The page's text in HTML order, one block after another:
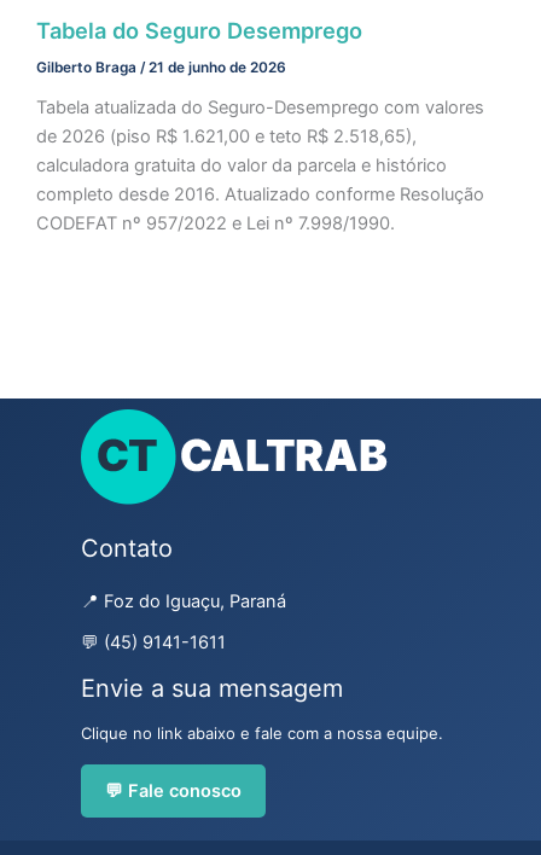
Tabela do Seguro Desemprego
Gilberto Braga /21 de junho de 2026
Tabela atualizada do Seguro-Desemprego com valores
de 2026 (piso R$ 1.621,00 e teto R$ 2.518,65),
calculadora gratuita do valor da parcela e histórico
completo desde 2016. Atualizado conforme Resolução
CODEFAT nº 957/2022 e Lei nº 7.998/1990.
Contato
📍 Foz do Iguaçu, Paraná
💬 (45) 9141-1611
Envie a sua mensagem
Clique no link abaixo e fale com a nossa equipe.
💬 Fale conosco